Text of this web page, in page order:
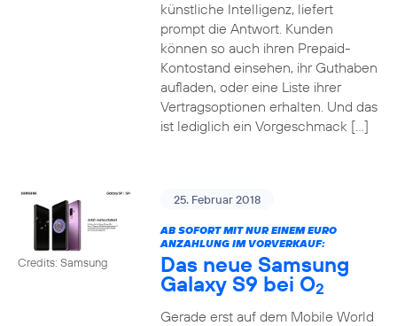
künstliche Intelligenz, liefert
prompt die Antwort. Kunden
können so auch ihren Prepaid-
Kontostand einsehen, ihr Guthaben
aufladen, oder eine Liste ihrer
Vertragsoptionen erhalten. Und das
ist lediglich ein Vorgeschmack […]
Credits: Samsung
25. Februar 2018
AB SOFORT MIT NUR EINEM EURO
ANZAHLUNG IM VORVERKAUF:
Das neue Samsung
Galaxy S9 bei O2
Gerade erst auf dem Mobile World